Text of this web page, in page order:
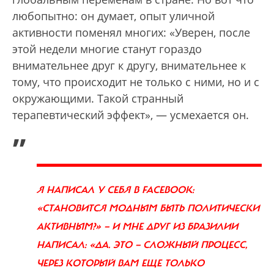
любопытно: он думает, опыт уличной
активности поменял многих: «Уверен, после
этой недели многие станут гораздо
внимательнее друг к другу, внимательнее к
тому, что происходит не только с ними, но и с
окружающими. Такой странный
терапевтический эффект», — усмехается он.
„
Я НАПИСАЛ У СЕБЯ В FACEBOOK:
«СТАНОВИТСЯ МОДНЫМ БЫТЬ ПОЛИТИЧЕСКИ
АКТИВНЫМ?» — И МНЕ ДРУГ ИЗ БРАЗИЛИИ
НАПИСАЛ: «ДА. ЭТО — СЛОЖНЫЙ ПРОЦЕСС,
ЧЕРЕЗ КОТОРЫЙ ВАМ ЕЩЕ ТОЛЬКО